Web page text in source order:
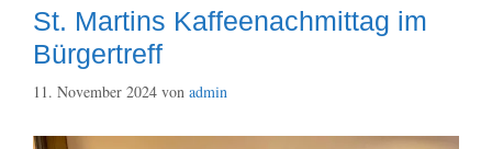
St. Martins Kaffeenachmittag im
Bürgertreff
11. November 2024 von admin